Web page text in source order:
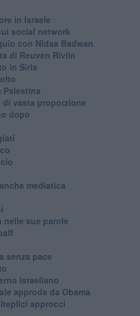
in Israele
social network
con Nidaa Badwan
di Reuven Rivlin
in Siria
di vasta proporzione
dopo
mediatica
nelle sue parole
senza pace
israeliano
approda da Obama
approcci